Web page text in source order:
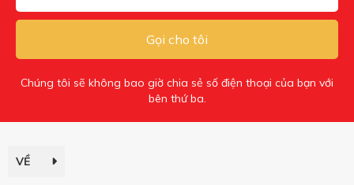
Gọi cho tôi
Chúng tôi sẽ không bao giờ chia sẻ số điện thoại của bạn với
bên thứ ba.
VỀ